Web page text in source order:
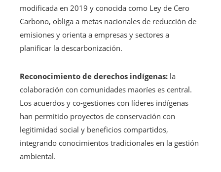
modificada en 2019 y conocida como Ley de Cero
Carbono, obliga a metas nacionales de reducción de
emisiones y orienta a empresas y sectores a
planificar la descarbonización.
Reconocimiento de derechos indígenas: la
colaboración con comunidades maoríes es central.
Los acuerdos y co-gestiones con líderes indígenas
han permitido proyectos de conservación con
legitimidad social y beneficios compartidos,
integrando conocimientos tradicionales en la gestión
ambiental.